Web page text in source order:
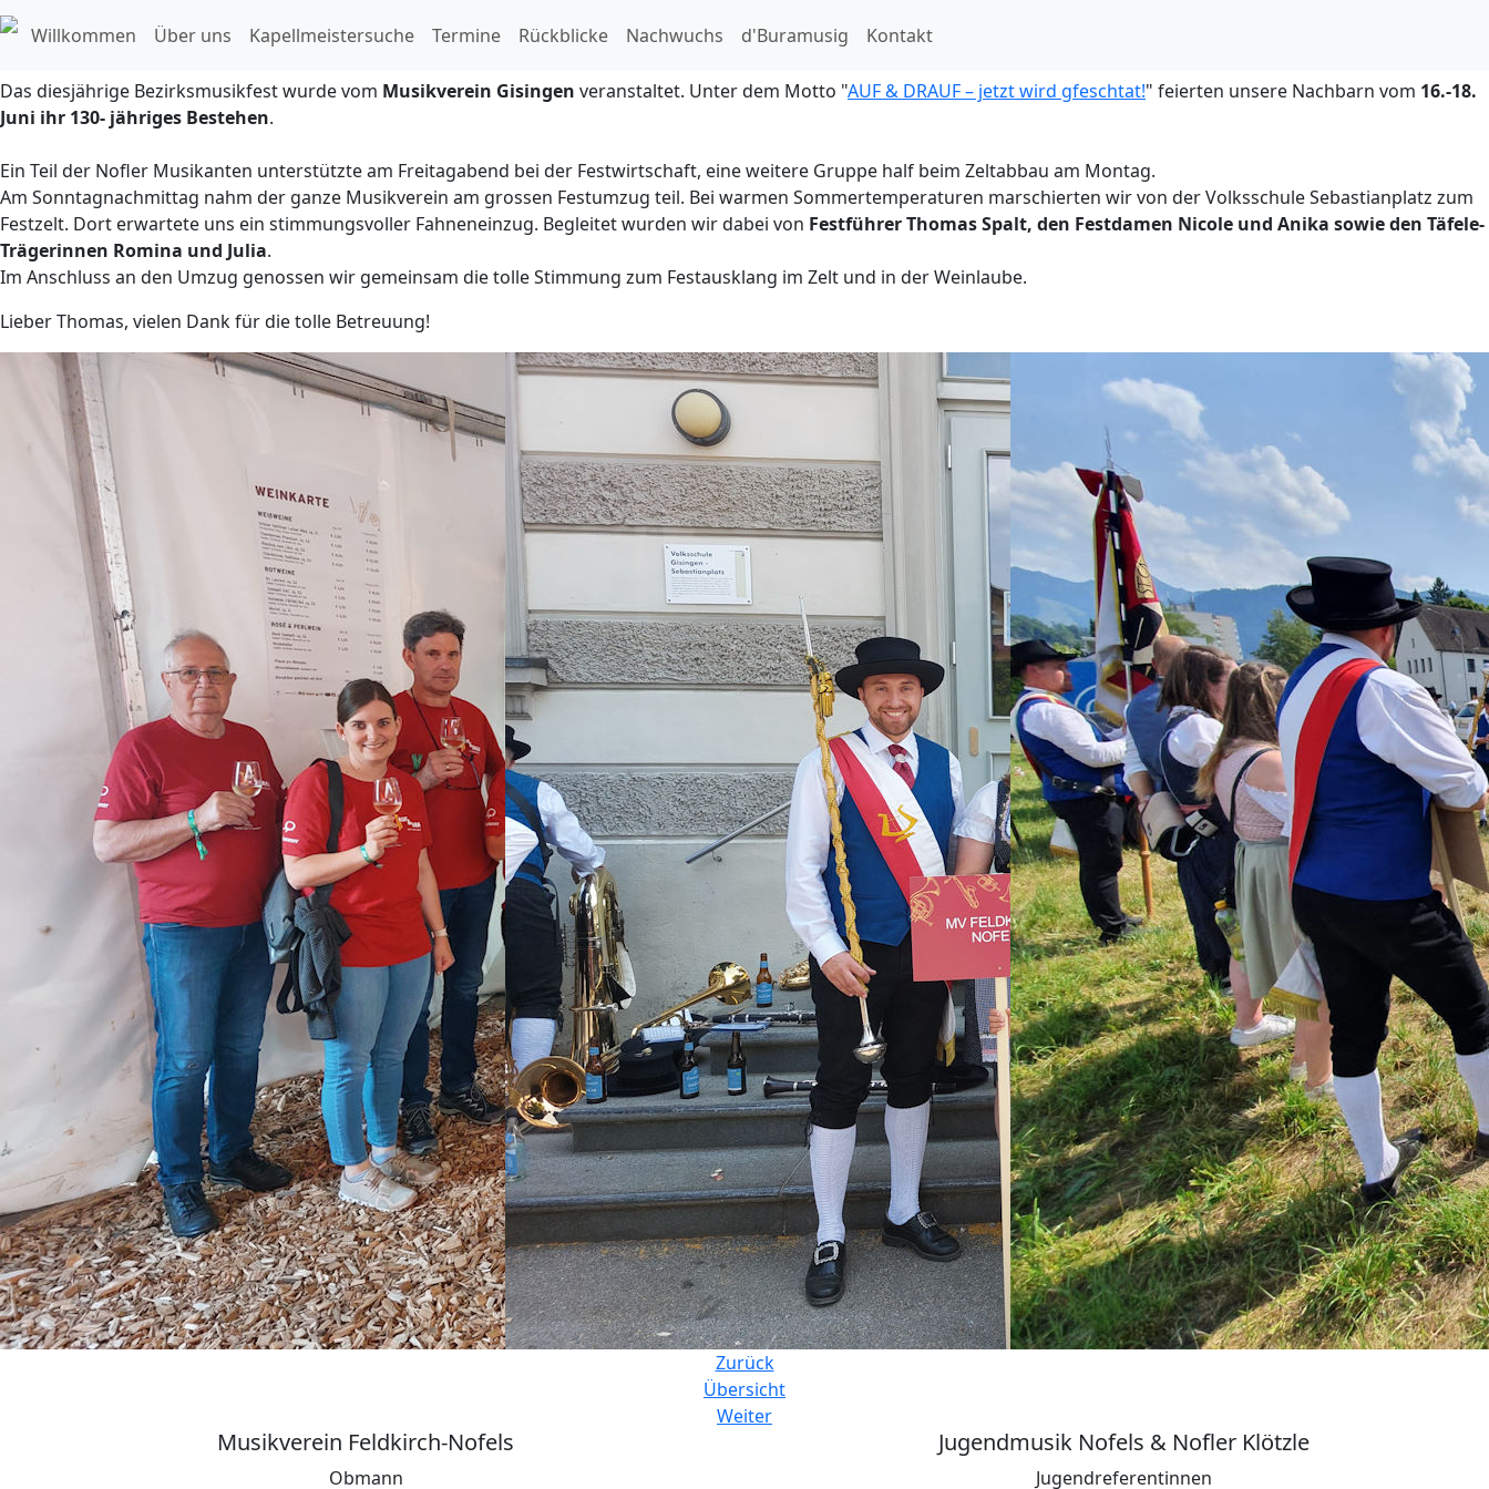
Willkommen Über uns Kapellmeistersuche Termine Rückblicke Nachwuchs d'Buramusig Kontakt
Bezirksmusikfest in Gisingen
Das diesjährige Bezirksmusikfest wurde vom Musikverein Gisingen veranstaltet. Unter dem Motto "AUF & DRAUF – jetzt wird gfeschtat!" feierten unsere Nachbarn vom 16.-18.
Juni ihr 130- jähriges Bestehen.
Ein Teil der Nofler Musikanten unterstützte am Freitagabend bei der Festwirtschaft, eine weitere Gruppe half beim Zeltabbau am Montag.
Am Sonntagnachmittag nahm der ganze Musikverein am grossen Festumzug teil. Bei warmen Sommertemperaturen marschierten wir von der Volksschule Sebastianplatz zum
Festzelt. Dort erwartete uns ein stimmungsvoller Fahneneinzug. Begleitet wurden wir dabei von Festführer Thomas Spalt, den Festdamen Nicole und Anika sowie den Täfele-
Trägerinnen Romina und Julia.
Im Anschluss an den Umzug genossen wir gemeinsam die tolle Stimmung zum Festausklang im Zelt und in der Weinlaube.
Lieber Thomas, vielen Dank für die tolle Betreuung!
Zurück
Übersicht
Weiter
Musikverein Feldkirch-Nofels
Obmann
Jugendmusik Nofels & Nofler Klötzle
Jugendreferentinnen